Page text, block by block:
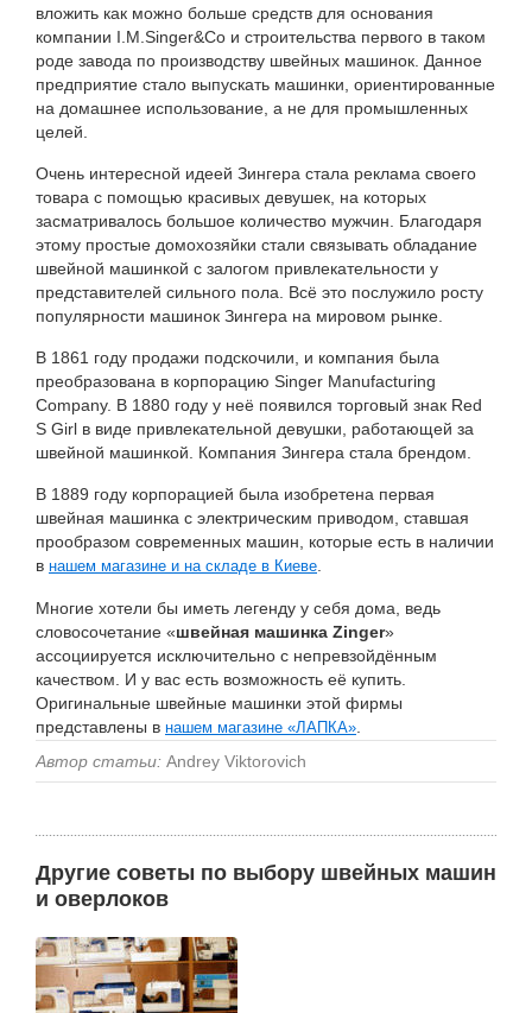
вложить как можно больше средств для основания
компании I.M.Singer&Co и строительства первого в таком
роде завода по производству швейных машинок. Данное
предприятие стало выпускать машинки, ориентированные
на домашнее использование, а не для промышленных
целей.
Очень интересной идеей Зингера стала реклама своего
товара с помощью красивых девушек, на которых
засматривалось большое количество мужчин. Благодаря
этому простые домохозяйки стали связывать обладание
швейной машинкой с залогом привлекательности у
представителей сильного пола. Всё это послужило росту
популярности машинок Зингера на мировом рынке.
В 1861 году продажи подскочили, и компания была
преобразована в корпорацию Singer Manufacturing
Company. В 1880 году у неё появился торговый знак Red
S Girl в виде привлекательной девушки, работающей за
швейной машинкой. Компания Зингера стала брендом.
В 1889 году корпорацией была изобретена первая
швейная машинка с электрическим приводом, ставшая
прообразом современных машин, которые есть в наличии
в нашем магазине и на складе в Киеве
Многие хотели бы иметь легенду у себя дома, ведь
словосочетание «швейная машинка Zinger»
ассоциируется исключительно с непревзойдённым
качеством. И у вас есть возможность её купить.
Оригинальные швейные машинки этой фирмы
представлены в нашем магазине «ЛАПКА»
Автор статьи: Andrey Viktorovich
Другие советы по выбору швейных машин
и оверлоков